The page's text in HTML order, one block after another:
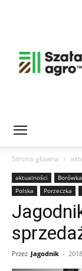
Strona główna
aktualności
Polska
Porzeczka
Przez Jagodnik -